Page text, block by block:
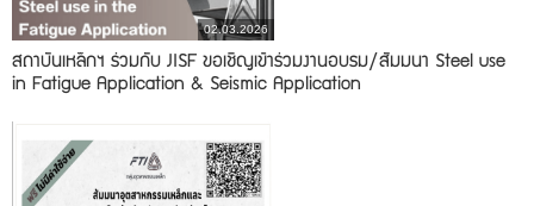
02.03.2026
สถาบันเหล็กฯ ร่วมกับ JISF ขอเชิญเข้าร่วมงานอบรม/สัมมนา Steel use
in Fatigue Application & Seismic Application